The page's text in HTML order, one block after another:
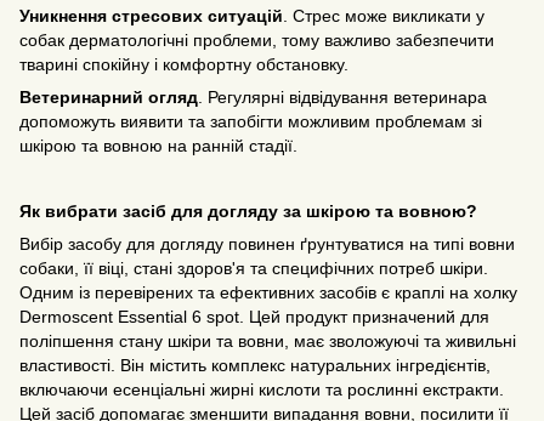
Уникнення стресових ситуацій. Стрес може викликати у
собак дерматологічні проблеми, тому важливо забезпечити
тварині спокійну і комфортну обстановку.
Ветеринарний огляд. Регулярні відвідування ветеринара
допоможуть виявити та запобігти можливим проблемам зі
шкірою та вовною на ранній стадії.
Як вибрати засіб для догляду за шкірою та вовною?
Вибір засобу для догляду повинен ґрунтуватися на типі вовни
собаки, її віці, стані здоров'я та специфічних потреб шкіри.
Одним із перевірених та ефективних засобів є краплі на холку
Dermoscent Essential 6 spot. Цей продукт призначений для
поліпшення стану шкіри та вовни, має зволожуючі та живильні
властивості. Він містить комплекс натуральних інгредієнтів,
включаючи есенціальні жирні кислоти та рослинні екстракти.
Цей засіб допомагає зменшити випадання вовни, посилити її